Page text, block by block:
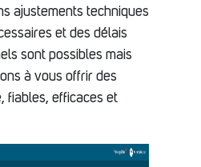
ajustements techniques
et des délais
sont possibles mais
à vous offrir des
fiables, efficaces et